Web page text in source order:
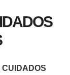
CUIDADOS